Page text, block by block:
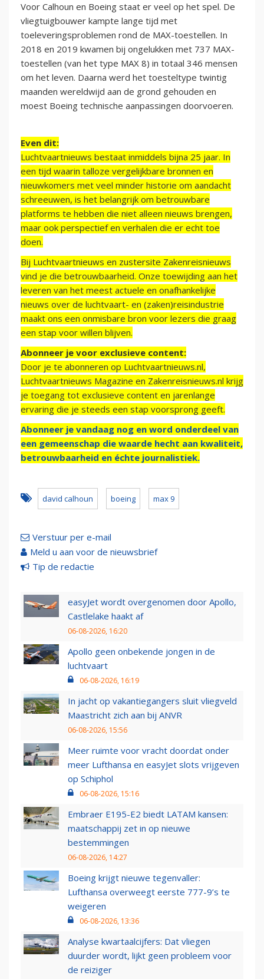
Voor Calhoun en Boeing staat er veel op het spel. De
vliegtuigbouwer kampte lange tijd met
toeleveringsproblemen rond de MAX-toestellen. In
2018 en 2019 kwamen bij ongelukken met 737 MAX-
toestellen (van het type MAX 8) in totaal 346 mensen
om het leven. Daarna werd het toesteltype twintig
maanden wereldwijd aan de grond gehouden en
moest Boeing technische aanpassingen doorvoeren.
Even dit:
Luchtvaartnieuws bestaat inmiddels bijna 25 jaar. In
een tijd waarin talloze vergelijkbare bronnen en
nieuwkomers met veel minder historie om aandacht
schreeuwen, is het belangrijk om betrouwbare
platforms te hebben die niet alleen nieuws brengen,
maar ook perspectief en verhalen die er echt toe
doen.
Bij Luchtvaartnieuws en zustersite Zakenreisnieuws
vind je die betrouwbaarheid. Onze toewijding aan het
leveren van het meest actuele en onafhankelijke
nieuws over de luchtvaart- en (zaken)reisindustrie
maakt ons een onmisbare bron voor lezers die graag
een stap voor willen blijven.
Abonneer je voor exclusieve content:
Door je te abonneren op Luchtvaartnieuws.nl,
Luchtvaartnieuws Magazine en Zakenreisnieuws.nl krijg
je toegang tot exclusieve content en jarenlange
ervaring die je steeds een stap voorsprong geeft.
Abonneer je vandaag nog en word onderdeel van
een gemeenschap die waarde hecht aan kwaliteit,
betrouwbaarheid en échte journalistiek.
david calhoun boeing max 9
Verstuur per e-mail
Meld u aan voor de nieuwsbrief
Tip de redactie
easyJet wordt overgenomen door Apollo,
Castlelake haakt af
06-08-2026, 16:20
Apollo geen onbekende jongen in de
luchtvaart
06-08-2026, 16:19
In jacht op vakantiegangers sluit vliegveld
Maastricht zich aan bij ANVR
06-08-2026, 15:56
Meer ruimte voor vracht doordat onder
meer Lufthansa en easyJet slots vrijgeven
op Schiphol
06-08-2026, 15:16
Embraer E195-E2 biedt LATAM kansen:
maatschappij zet in op nieuwe
bestemmingen
06-08-2026, 14:27
Boeing krijgt nieuwe tegenvaller:
Lufthansa overweegt eerste 777-9’s te
weigeren
06-08-2026, 13:36
Analyse kwartaalcijfers: Dat vliegen
duurder wordt, lijkt geen probleem voor
de reiziger